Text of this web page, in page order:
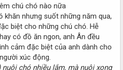
chú chó nào nữa​
khăn nhưng suốt những năm qua,
biệt cho những chú chó. Hễ
có đồ ăn ngon, anh Ân đều
cảm đặc biệt của anh dành cho
xúc động.
nuôi chó nhiều lắm, mà nuôi xong